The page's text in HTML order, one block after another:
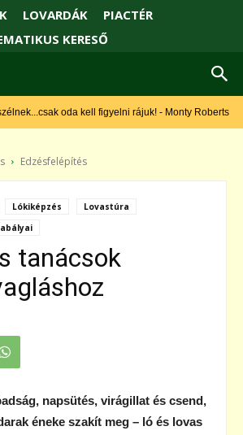
LOVARDÁK
PIACTÉR
KERESŐ
oda kell figyelni rájuk! - Monty Roberts
Edzésfelépítés
Lókiképzés
Lovastúra
tanácsok
napsütés, virágillat és csend,
éneke szakít meg – ló és lovas